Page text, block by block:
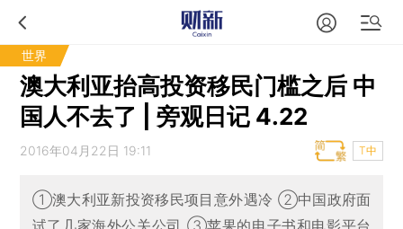
世界
澳大利亚抬高投资移民门槛之后 中
国人不去了 | 旁观日记 4.22
2016年04月22日 19:11 T中
①澳大利亚新投资移民项目意外遇冷 ②中国政府面